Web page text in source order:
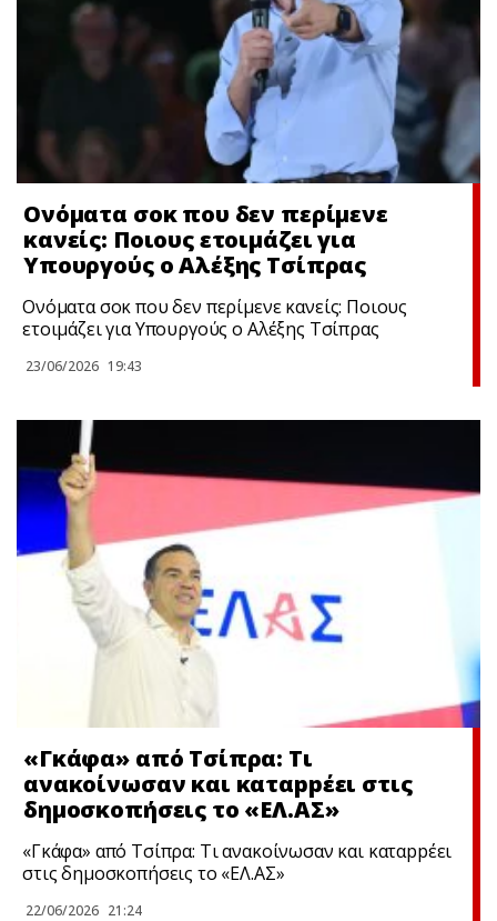
Ονόματα σoκ που δεν περίμενε
κανείς: Ποιους ετοιμάζει για
Υπουργούς ο Αλέξης Τσίπρας
Ονόματα σoκ που δεν περίμενε κανείς: Ποιους
ετοιμάζει για Υπουργούς ο Αλέξης Τσίπρας
23/06/2026 19:43
«Γκάφα» από Τσίπρα: Τι
ανακοίνωσαν και καταppέει στις
δημοσκοπήσεις το «ΕΛ.ΑΣ»
«Γκάφα» από Τσίπρα: Τι ανακοίνωσαν και καταppέει
στις δημοσκοπήσεις το «ΕΛ.ΑΣ»
22/06/2026 21:24